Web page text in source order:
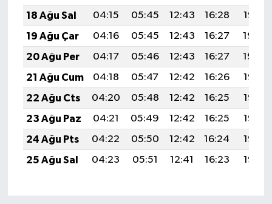
18 Ağu Sal
04:15 05:45 12:43 16:28
19:32
19 Ağu Çar
04:16 05:45 12:43 16:27
19:30
20 Ağu Per
04:17 05:46 12:43 16:27
19:29
21 Ağu Cum
04:18 05:47 12:42 16:26
19:28
22 Ağu Cts
04:20 05:48 12:42 16:25
19:26
23 Ağu Paz
04:21 05:49 12:42 16:25
19:25
24 Ağu Pts
04:22 05:50 12:42 16:24
19:23
25 Ağu Sal
04:23 05:51 12:41 16:23 19:22